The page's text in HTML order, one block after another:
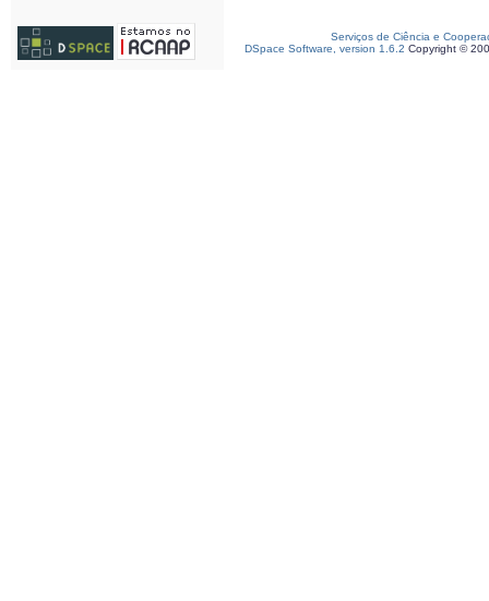
Serviços de Ciência e
DSpace Software, version 1.6.2 Copyright ©